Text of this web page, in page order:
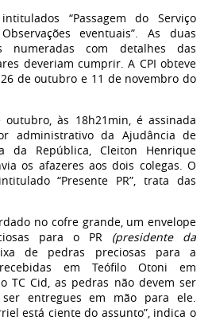
“Passagem do Serviço
eventuais”. As duas
numeradas com detalhes das
deveriam cumprir. A CPI obteve
de outubro e 11 de novembro do
às 18h21min, é assinada
administrativo da Ajudância de
da República, Cleiton Henrique
os afazeres aos dois colegas. O
“Presente PR”, trata das
no cofre grande, um envelope
para o PR (presidente da
de pedras preciosas para a
em Teófilo Otoni em
TC Cid, as pedras não devem ser
entregues em mão para ele.
está ciente do assunto”, indica o